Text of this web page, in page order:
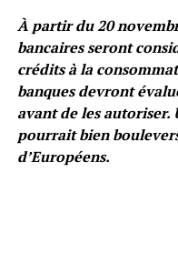
À partir du 20
bancaires seront
crédits à la
banques devront
avant de les
pourrait bien
d’Européens.